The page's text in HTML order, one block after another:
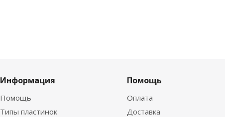
Информация
Помощь
Типы пластинок
Помощь
Оплата
Доставка